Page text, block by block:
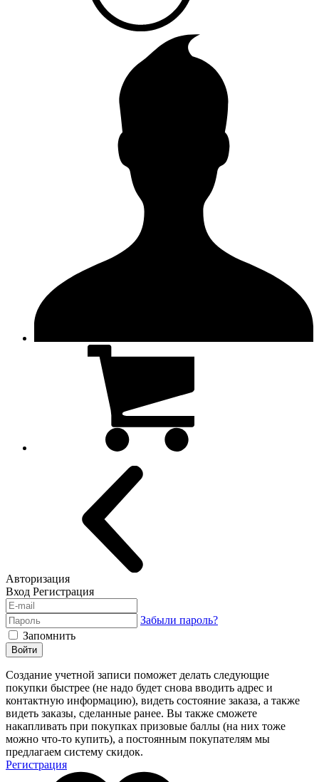
Авторизация
Вход Регистрация
Забыли пароль?
Запомнить
Войти
Создание учетной записи поможет делать следующие
покупки быстрее (не надо будет снова вводить адрес и
контактную информацию), видеть состояние заказа, а также
видеть заказы, сделанные ранее. Вы также сможете
накапливать при покупках призовые баллы (на них тоже
можно что-то купить), а постоянным покупателям мы
предлагаем систему скидок.
Регистрация